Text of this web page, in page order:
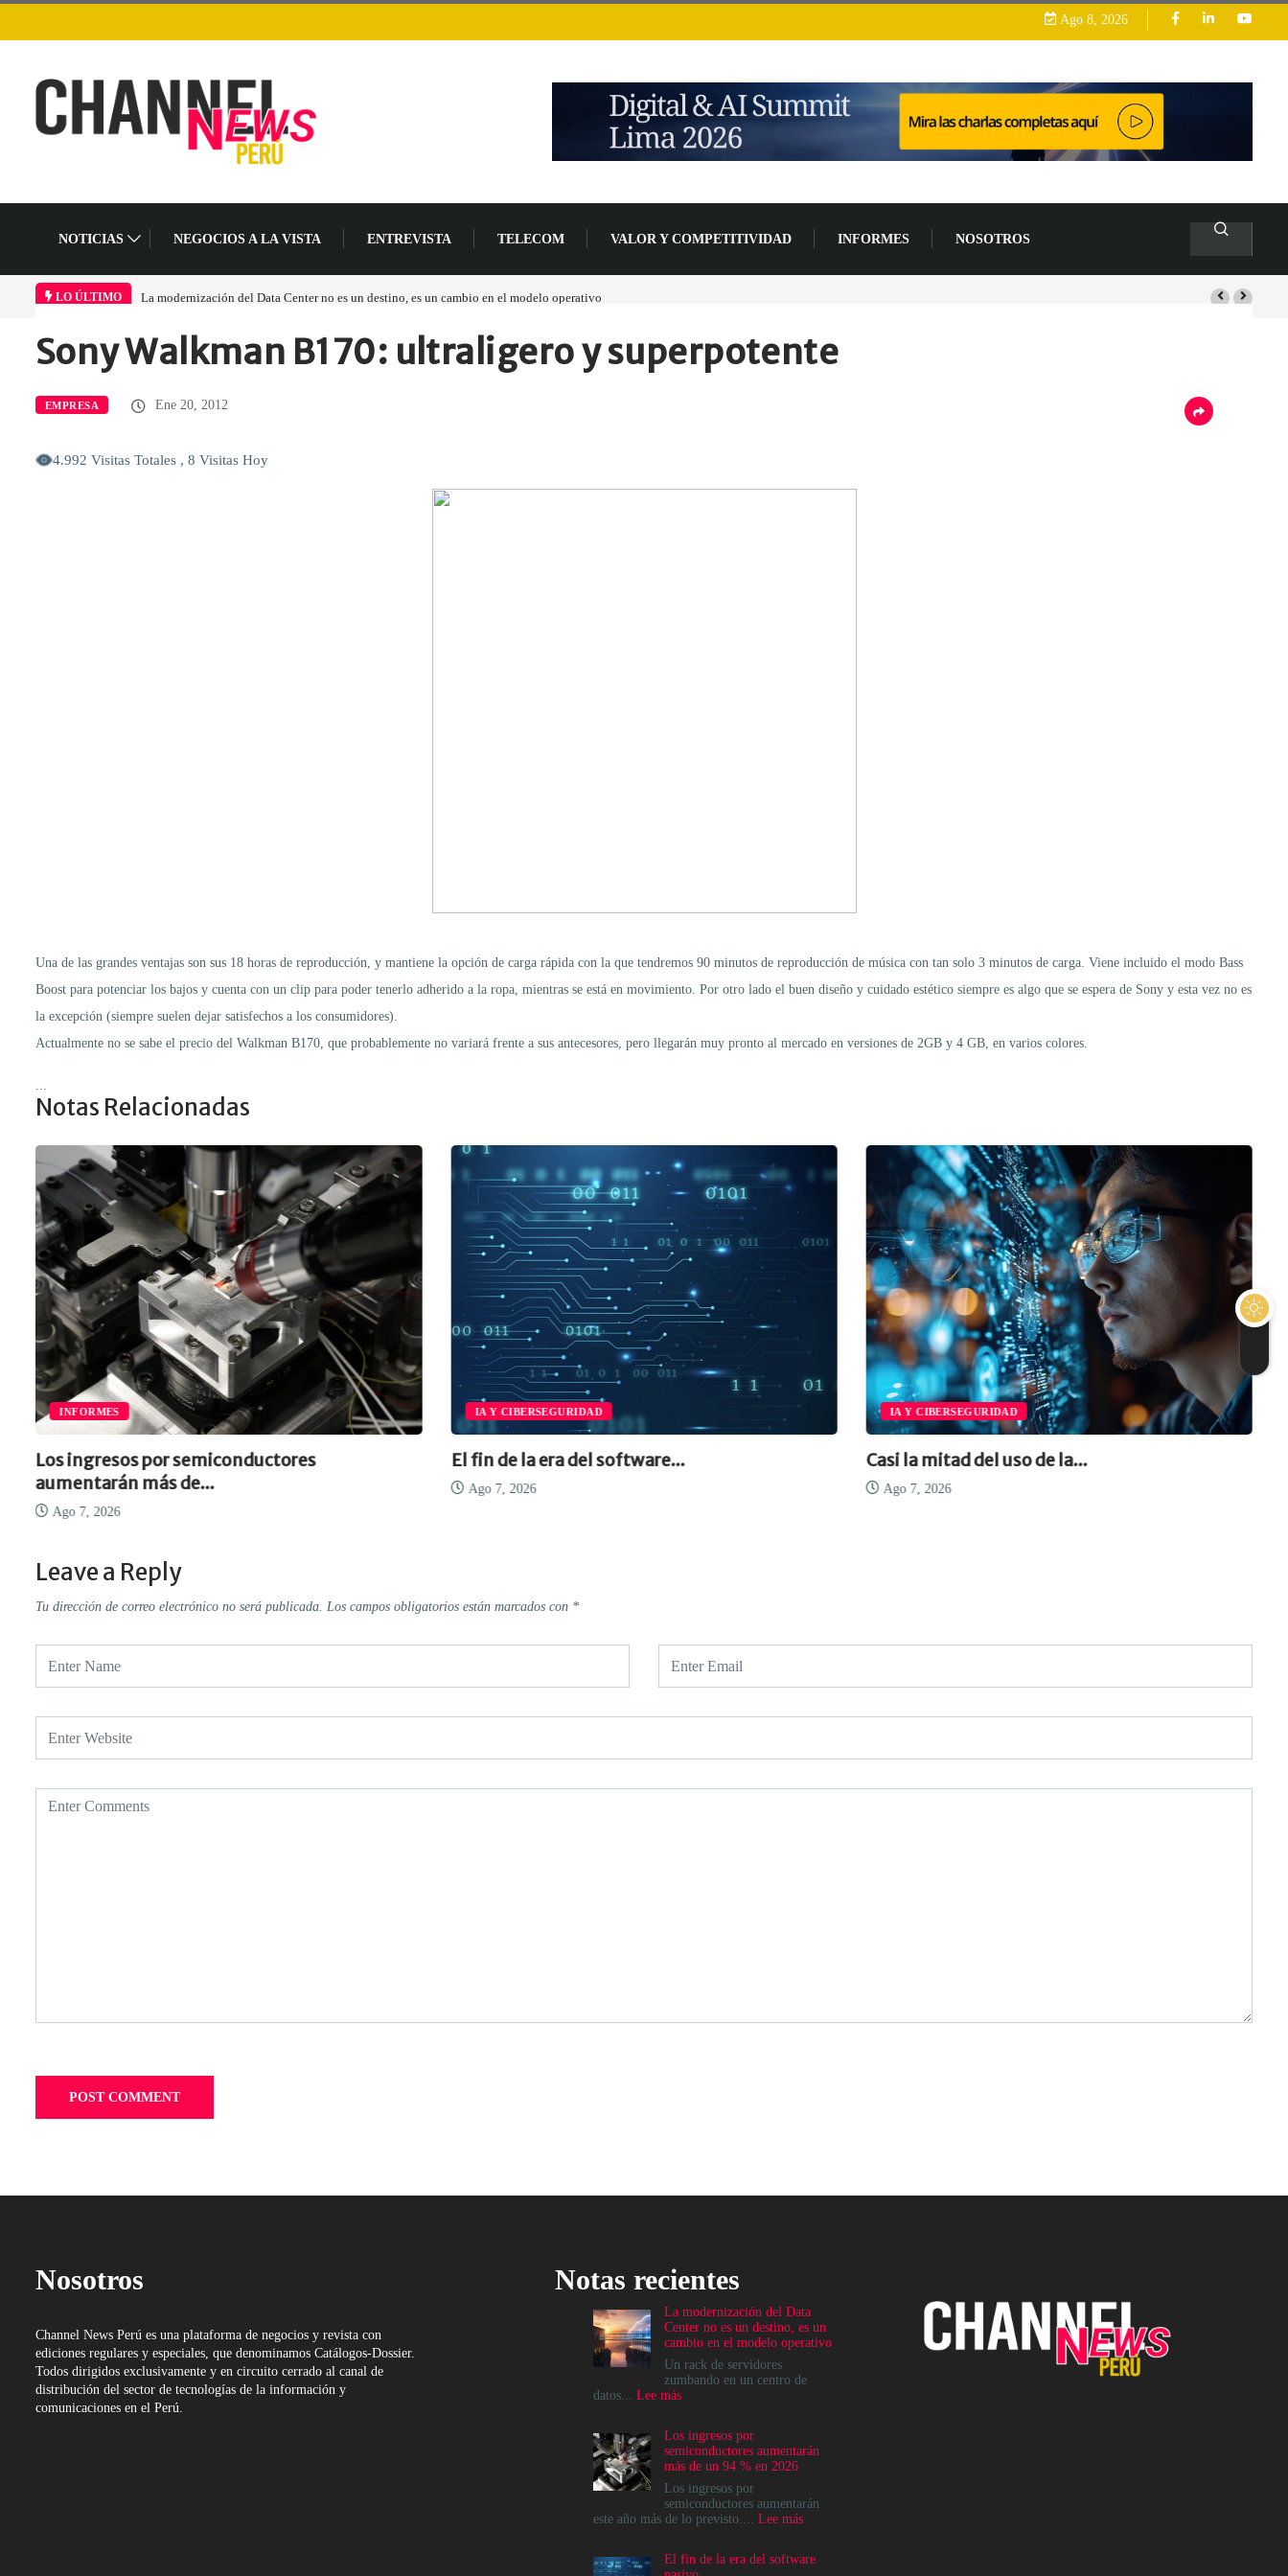
Ago 8, 2026
NOTICIAS NEGOCIOS A LA VISTA ENTREVISTA TELECOM VALOR Y COMPETITIVIDAD INFORMES NOSOTROS
LO ÚLTIMO La modernización del Data Center no es un destino, es un cambio en el modelo operativo
Home Empresa Sony Walkman B170:…
Sony Walkman B170: ultraligero y superpotente
EMPRESA Ene 20, 2012
4.992 Visitas Totales , 8 Visitas Hoy
Una de las grandes ventajas son sus 18 horas de reproducción, y mantiene la opción de carga rápida con la que tendremos 90 minutos de reproducción de música con tan solo 3 minutos de carga. Viene incluido el modo Bass
Boost para potenciar los bajos y cuenta con un clip para poder tenerlo adherido a la ropa, mientras se está en movimiento. Por otro lado el buen diseño y cuidado estético siempre es algo que se espera de Sony y esta vez no es
la excepción (siempre suelen dejar satisfechos a los consumidores).
Actualmente no se sabe el precio del Walkman B170, que probablemente no variará frente a sus antecesores, pero llegarán muy pronto al mercado en versiones de 2GB y 4 GB, en varios colores.
Notas Relacionadas
INFORMES
Los ingresos por semiconductores
aumentarán más de...
Ago 7, 2026
IA Y CIBERSEGURIDAD
El fin de la era del software...
Ago 7, 2026
IA Y CIBERSEGURIDAD
Casi la mitad del uso de la...
Ago 7, 2026
Leave a Reply
Tu dirección de correo electrónico no será publicada. Los campos obligatorios están marcados con *
Nosotros
Channel News Perú es una plataforma de negocios y revista con
ediciones regulares y especiales, que denominamos Catálogos-Dossier.
Todos dirigidos exclusivamente y en circuito cerrado al canal de
distribución del sector de tecnologías de la información y
comunicaciones en el Perú.
Notas recientes
La modernización del Data
Center no es un destino, es un
cambio en el modelo operativo
Un rack de servidores
zumbando en un centro de
datos... Lee más:
del
Data
Center
no
es
un
un
Los ingresos por
semiconductores aumentarán
más de un 94 % en 2026
Los ingresos por
semiconductores aumentarán
este año más de lo previsto.... Lee más:
por
El fin de la era del software